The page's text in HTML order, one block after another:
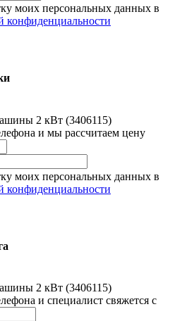
моих персональных данных в
конфиденциальности
2 кВт (3406115)
и мы рассчитаем цену
моих персональных данных в
конфиденциальности
2 кВт (3406115)
и специалист свяжется с